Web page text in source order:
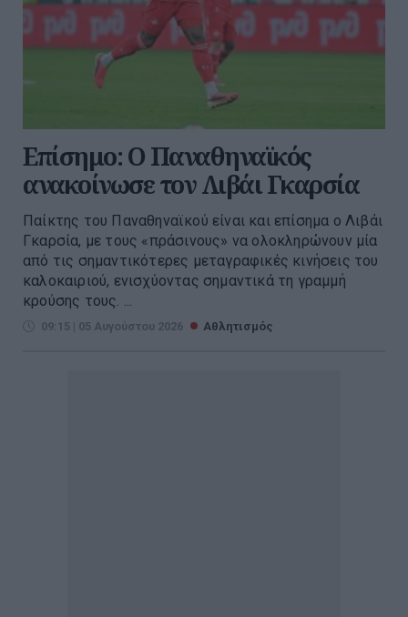
Επίσημο: Ο Παναθηναϊκός
ανακοίνωσε τον Λιβάι Γκαρσία
Παίκτης του Παναθηναϊκού είναι και επίσημα ο Λιβάι
Γκαρσία, με τους «πράσινους» να ολοκληρώνουν μία
από τις σημαντικότερες μεταγραφικές κινήσεις του
καλοκαιριού, ενισχύοντας σημαντικά τη γραμμή
κρούσης τους. ...
09:15 | 05 Αυγούστου 2026 Αθλητισμός